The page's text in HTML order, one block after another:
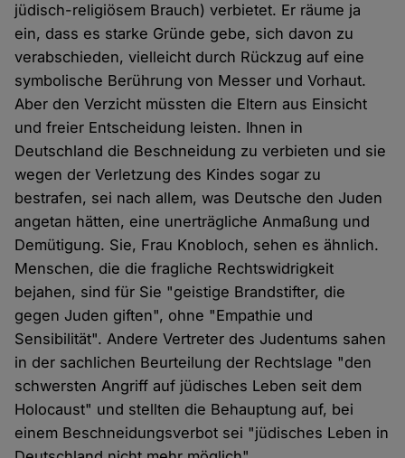
jüdisch-religiösem Brauch) verbietet. Er räume ja
ein, dass es starke Gründe gebe, sich davon zu
verabschieden, vielleicht durch Rückzug auf eine
symbolische Berührung von Messer und Vorhaut.
Aber den Verzicht müssten die Eltern aus Einsicht
und freier Entscheidung leisten. Ihnen in
Deutschland die Beschneidung zu verbieten und sie
wegen der Verletzung des Kindes sogar zu
bestrafen, sei nach allem, was Deutsche den Juden
angetan hätten, eine unerträgliche Anmaßung und
Demütigung. Sie, Frau Knobloch, sehen es ähnlich.
Menschen, die die fragliche Rechtswidrigkeit
bejahen, sind für Sie "geistige Brandstifter, die
gegen Juden giften", ohne "Empathie und
Sensibilität". Andere Vertreter des Judentums sahen
in der sachlichen Beurteilung der Rechtslage "den
schwersten Angriff auf jüdisches Leben seit dem
Holocaust" und stellten die Behauptung auf, bei
einem Beschneidungsverbot sei "jüdisches Leben in